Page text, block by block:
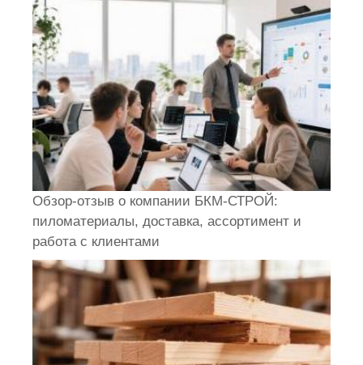
Обзор-отзыв о компании БКМ-СТРОЙ:
пиломатериалы, доставка, ассортимент и
работа с клиентами